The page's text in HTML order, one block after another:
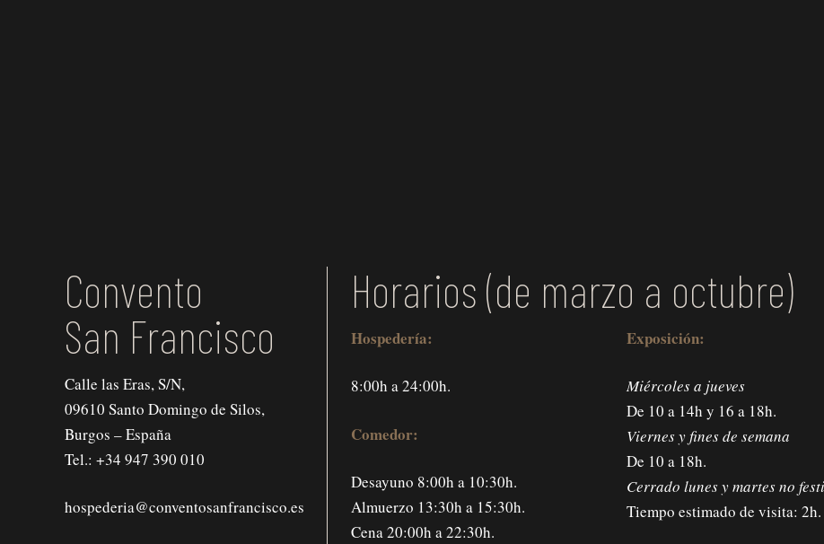
Convento
San Francisco
Calle las Eras, S/N,
09610 Santo Domingo de Silos,
Burgos – España
Tel.: +34 947 390 010
hospederia@conventosanfrancisco.es
Horarios (de marzo a octubre)
Hospedería:
8:00h a 24:00h.
Comedor:
Desayuno 8:00h a 10:30h.
Almuerzo 13:30h a 15:30h.
Cena 20:00h a 22:30h.
Exposición:
Miércoles a jueves
De 10 a 14h y 16 a 18h.
Viernes y fines de semana
De 10 a 18h.
Cerrado lunes y martes no
Tiempo estimado de visita: 2h.